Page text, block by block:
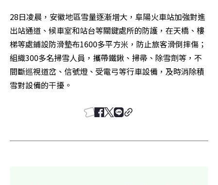
28日凌晨，安徽地區雪量逐漸增大，阜陽火車站加強對進
出站通道、候車室和站台等關鍵處所的防護，在天橋、樓
梯等處鋪設防滑墊布1600多平方米，防止旅客滑倒摔傷；
組織300多名掃雪人員，攜帶鐵鍬、掃帚、除雪劑等，不
間斷巡視道岔、信號燈、受電弓等行車設備，及時消除積
雪對設備的干擾。